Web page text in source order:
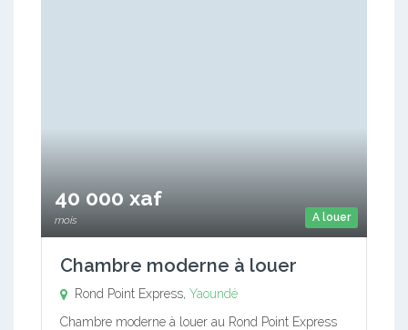
A louer
40 000 xaf
mois
Chambre moderne à louer
Rond Point Express, Yaoundé
Chambre moderne à louer au Rond Point Express